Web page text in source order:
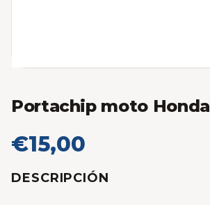
Portachip moto Honda
€15,00
DESCRIPCIÓN